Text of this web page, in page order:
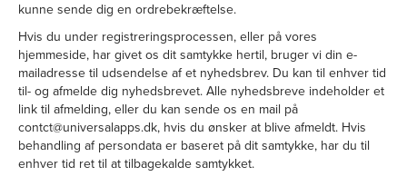
kunne sende dig en ordrebekræftelse.
Hvis du under registreringsprocessen, eller på vores
hjemmeside, har givet os dit samtykke hertil, bruger vi din e-
mailadresse til udsendelse af et nyhedsbrev. Du kan til enhver tid
til- og afmelde dig nyhedsbrevet. Alle nyhedsbreve indeholder et
link til afmelding, eller du kan sende os en mail på
contct@universalapps.dk, hvis du ønsker at blive afmeldt. Hvis
behandling af persondata er baseret på dit samtykke, har du til
enhver tid ret til at tilbagekalde samtykket.